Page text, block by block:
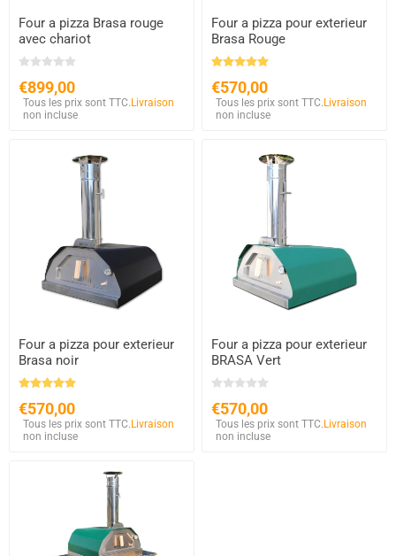
Four a pizza Brasa rouge
avec chariot
€899,00
Tous les prix sont TTC. Livraison
non incluse
Four a pizza pour exterieur
Brasa Rouge
€570,00
Tous les prix sont TTC. Livraison
non incluse
Four a pizza pour exterieur
Brasa noir
€570,00
Tous les prix sont TTC. Livraison
non incluse
Four a pizza pour exterieur
BRASA Vert
€570,00
Tous les prix sont TTC. Livraison
non incluse